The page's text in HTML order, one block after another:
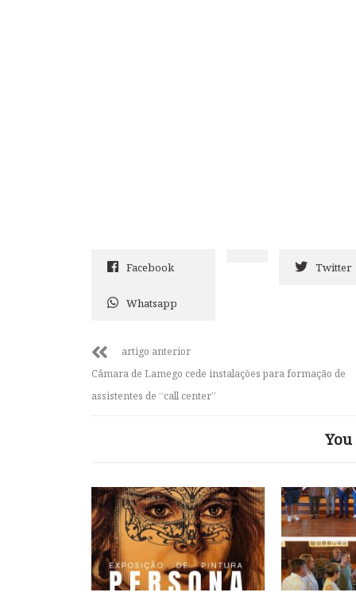
Facebook Twitter
Whatsapp
artigo anterior
Câmara de Lamego cede instalações para formação de
assistentes de “call center”